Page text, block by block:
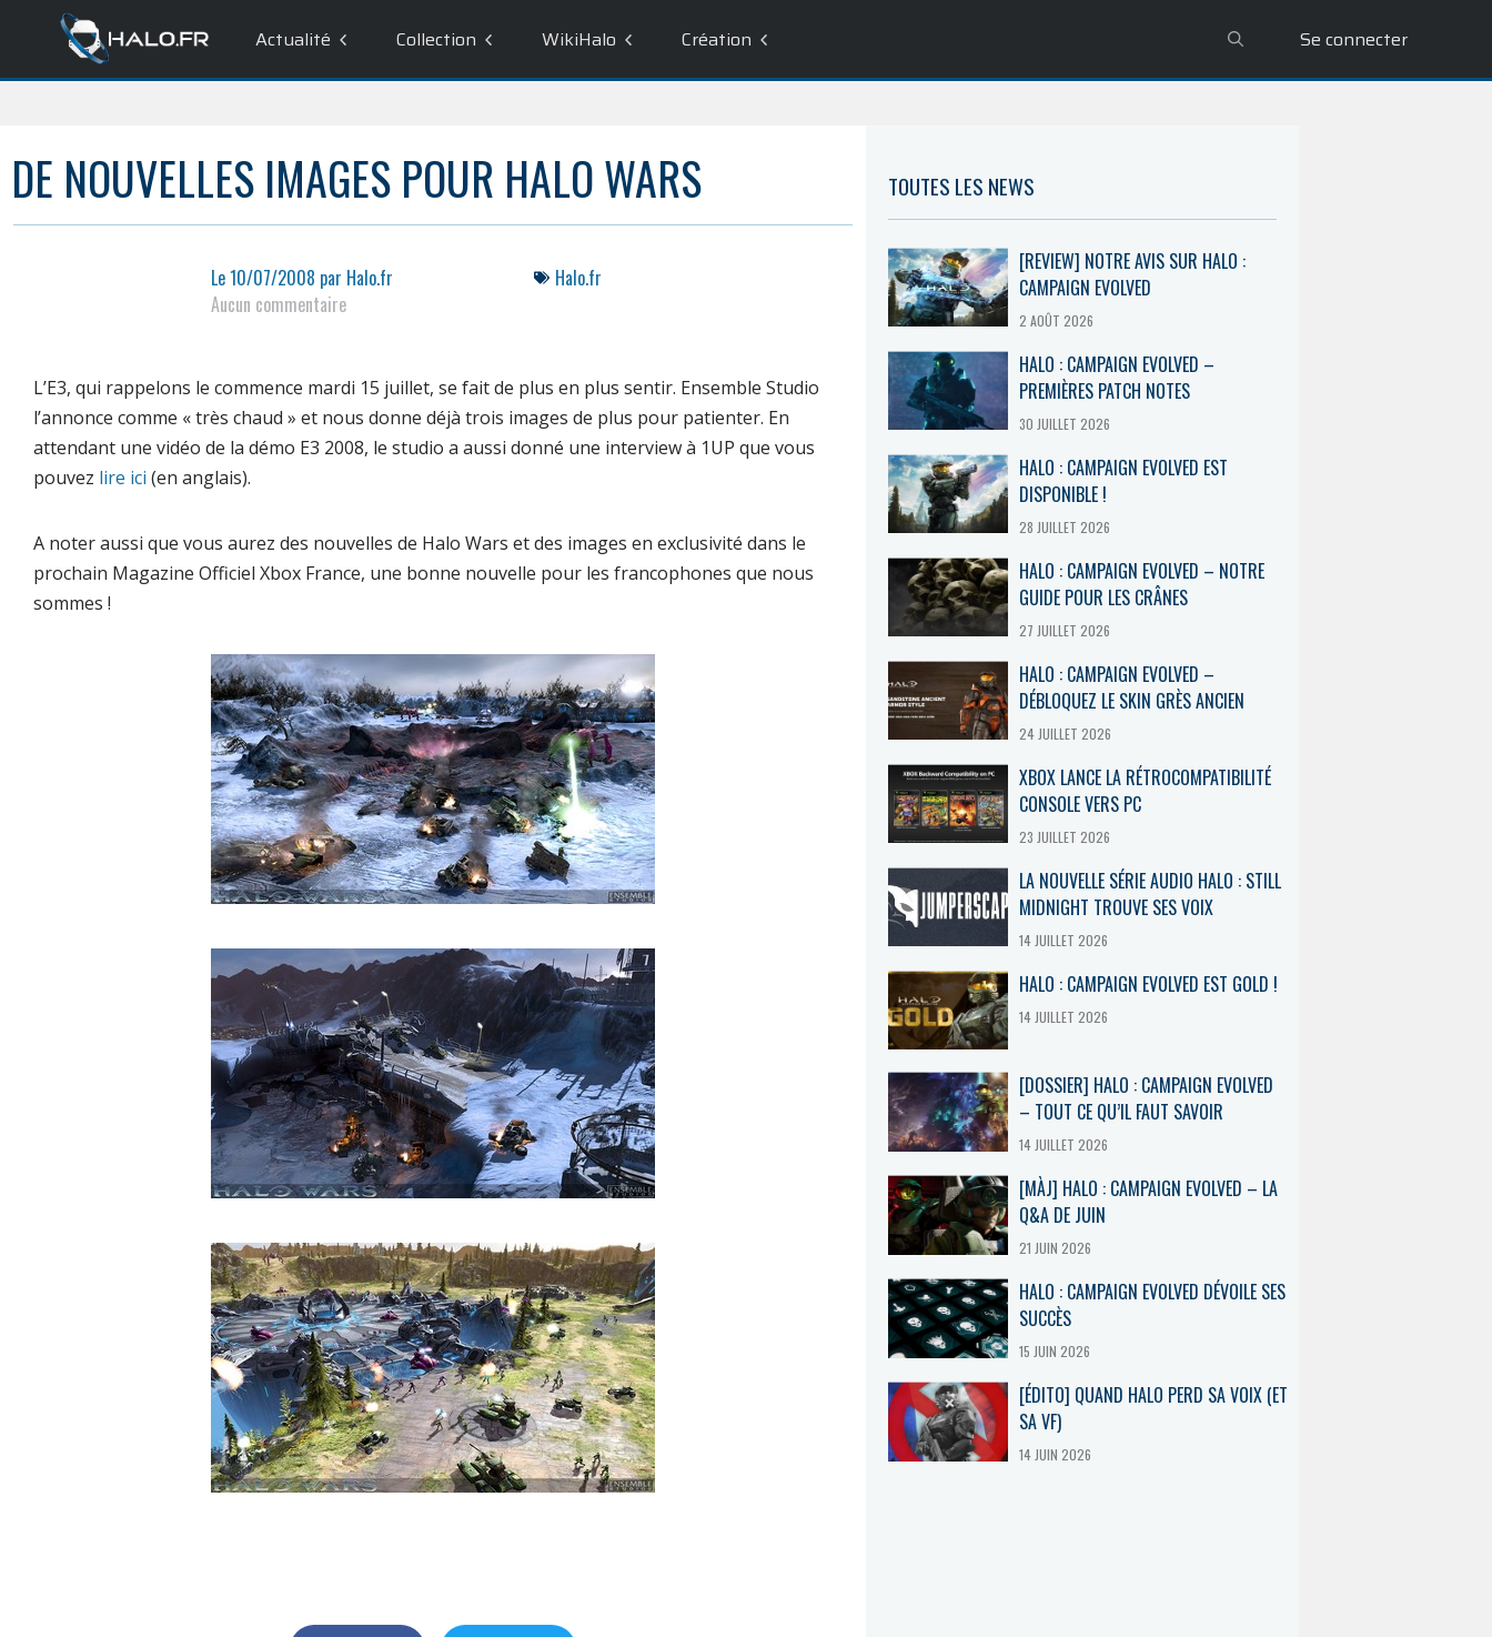
Actualité Collection WikiHalo Création Se connecter
DE NOUVELLES IMAGES POUR HALO WARS
Le10/07/2008 par Halo.fr
Aucun commentaire
Halo.fr
L’E3, qui rappelons le commence mardi 15 juillet, se fait de plus en plus sentir. Ensemble Studio
l’annonce comme « très chaud » et nous donne déjà trois images de plus pour patienter. En
attendant une vidéo de la démo E3 2008, le studio a aussi donné une interview à 1UP que vous
pouvez lire ici (en anglais).
A noter aussi que vous aurez des nouvelles de Halo Wars et des images en exclusivité dans le
prochain Magazine Officiel Xbox France, une bonne nouvelle pour les francophones que nous
sommes !
TOUTES LES NEWS
[REVIEW] NOTRE AVIS SUR HALO :
CAMPAIGN EVOLVED
2 AOÛT 2026
HALO : CAMPAIGN EVOLVED –
PREMIÈRES PATCH NOTES
30 JUILLET 2026
HALO : CAMPAIGN EVOLVED EST
DISPONIBLE !
28 JUILLET 2026
HALO : CAMPAIGN EVOLVED – NOTRE
GUIDE POUR LES CRÂNES
27 JUILLET 2026
HALO : CAMPAIGN EVOLVED –
DÉBLOQUEZ LE SKIN GRÈS ANCIEN
24 JUILLET 2026
XBOX LANCE LA RÉTROCOMPATIBILITÉ
CONSOLE VERS PC
23 JUILLET 2026
LA NOUVELLE SÉRIE AUDIO HALO : STILL
MIDNIGHT TROUVE SES VOIX
14 JUILLET 2026
HALO : CAMPAIGN EVOLVED EST GOLD !
14 JUILLET 2026
[DOSSIER] HALO : CAMPAIGN EVOLVED
– TOUT CE QU’IL FAUT SAVOIR
14 JUILLET 2026
[MÀJ] HALO : CAMPAIGN EVOLVED – LA
Q&A DE JUIN
21 JUIN 2026
HALO : CAMPAIGN EVOLVED DÉVOILE SES
SUCCÈS
15 JUIN 2026
[ÉDITO] QUAND HALO PERD SA VOIX (ET
SA VF)
14 JUIN 2026